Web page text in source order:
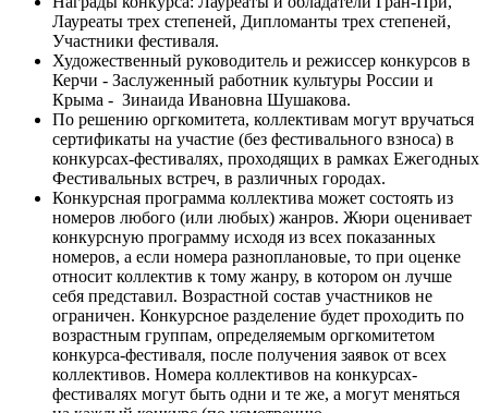
Лауреаты трех степеней, Дипломанты трех степеней,
Участники фестиваля.
Художественный руководитель и режиссер конкурсов в
Керчи - Заслуженный работник культуры России и
Крыма - Зинаида Ивановна Шушакова.
По решению оргкомитета, коллективам могут вручаться
сертификаты на участие (без фестивального взноса) в
конкурсах-фестивалях, проходящих в рамках Ежегодных
Фестивальных встреч, в различных городах.
Конкурсная программа коллектива может состоять из
номеров любого (или любых) жанров. Жюри оценивает
конкурсную программу исходя из всех показанных
номеров, а если номера разноплановые, то при оценке
относит коллектив к тому жанру, в котором он лучше
себя представил. Возрастной состав участников не
ограничен. Конкурсное разделение будет проходить по
возрастным группам, определяемым оргкомитетом
конкурса-фестиваля, после получения заявок от всех
коллективов. Номера коллективов на конкурсах-
фестивалях могут быть одни и те же, а могут меняться